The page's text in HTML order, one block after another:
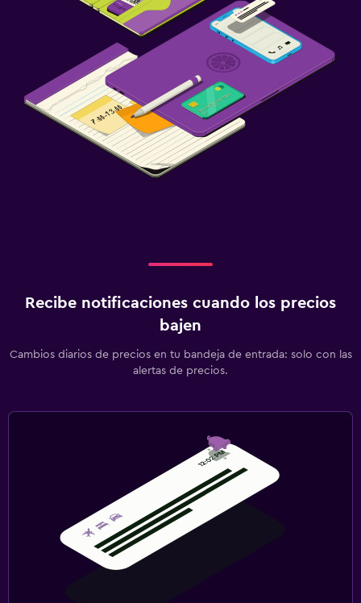
Recibe notificaciones cuando los precios
bajen
Cambios diarios de precios en tu bandeja de entrada: solo con las
alertas de precios.